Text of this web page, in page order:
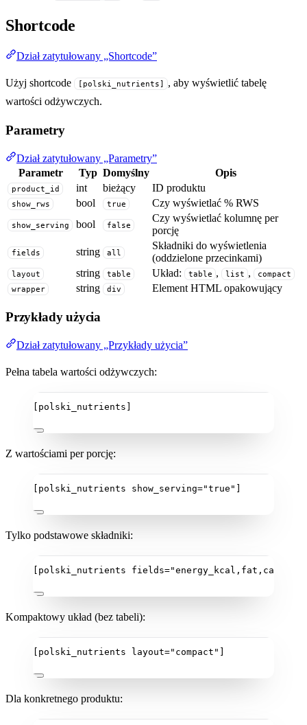
Shortcode
Dział zatytułowany „Shortcode”
Użyj shortcode [polski_nutrients] , aby wyświetlić tabelę
wartości odżywczych.
Parametry
Dział zatytułowany „Parametry”
Parametr
Typ Domyślny Opis
product_id int bieżący ID produktu
show_rws bool true Czy wyświetlać % RWS
show_serving bool false
Czy wyświetlać kolumnę per
porcję
fields string all
Składniki do wyświetlenia
(oddzielone przecinkami)
layout string table Układ: table , list , compact
wrapper
string div Element HTML opakowujący
Przykłady użycia
Dział zatytułowany „Przykłady użycia”
Pełna tabela wartości odżywczych:
[polski_nutrients]
Z wartościami per porcję:
[polski_nutrients show_serving="true"]
Tylko podstawowe składniki:
[polski_nutrients
Kompaktowy układ (bez tabeli):
[polski_nutrients layout="compact"]
Dla konkretnego produktu: